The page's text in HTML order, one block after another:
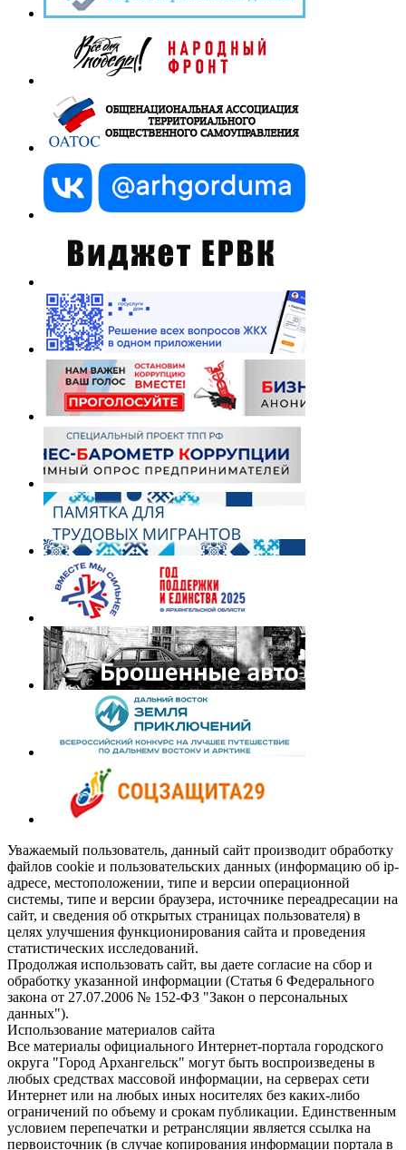
Уважаемый пользователь, данный сайт производит обработку
файлов cookie и пользовательских данных (информацию об ip-
адресе, местоположении, типе и версии операционной
системы, типе и версии браузера, источнике переадресации на
сайт, и сведения об открытых страницах пользователя) в
целях улучшения функционирования сайта и проведения
статистических исследований.
Продолжая использовать сайт, вы даете согласие на сбор и
обработку указанной информации (Статья 6 Федерального
закона от 27.07.2006 № 152-ФЗ "Закон о персональных
данных").
Использование материалов сайта
Все материалы официального Интернет-портала городского
округа "Город Архангельск" могут быть воспроизведены в
любых средствах массовой информации, на серверах сети
Интернет или на любых иных носителях без каких-либо
ограничений по объему и срокам публикации. Единственным
условием перепечатки и ретрансляции является ссылка на
первоисточник (в случае копирования информации портала в